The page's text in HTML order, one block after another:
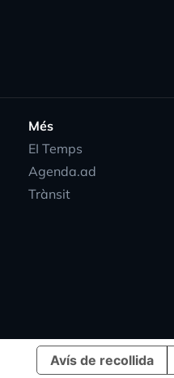
Més
EI Temps
Agenda.ad
Trànsit
Avís de recollida